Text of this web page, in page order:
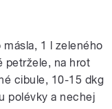
1 l zeleného
petržele, na hrot
cibule, 10-15 dkg
polévky a nechej